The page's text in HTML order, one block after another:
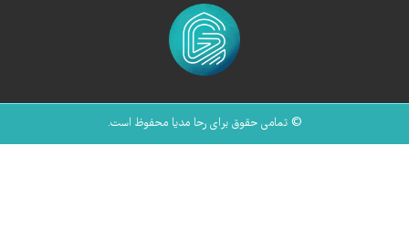
© تمامی حقوق برای رحا مدیا محفوظ است.